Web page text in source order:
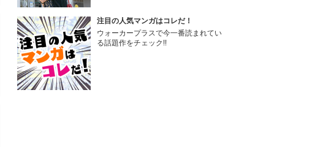
注目の人気マンガはコレだ！
ウォーカープラスで今一番読まれてい
る話題作をチェック!!